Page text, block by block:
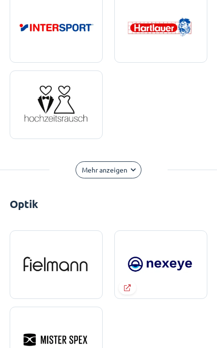
Mehr anzeigen
Optik